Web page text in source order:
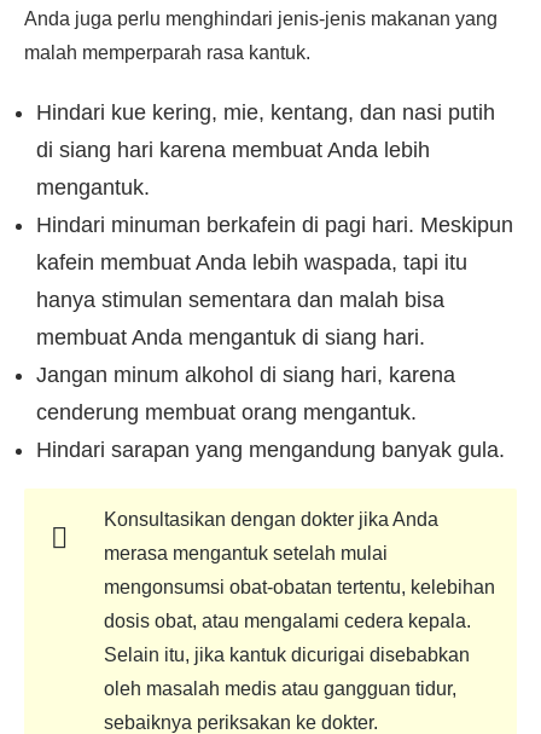
Anda juga perlu menghindari jenis-jenis makanan yang
malah memperparah rasa kantuk.
Hindari kue kering, mie, kentang, dan nasi putih
di siang hari karena membuat Anda lebih
mengantuk.
Hindari minuman berkafein di pagi hari. Meskipun
kafein membuat Anda lebih waspada, tapi itu
hanya stimulan sementara dan malah bisa
membuat Anda mengantuk di siang hari.
Jangan minum alkohol di siang hari, karena
cenderung membuat orang mengantuk.
Hindari sarapan yang mengandung banyak gula.
Konsultasikan dengan dokter jika Anda
merasa mengantuk setelah mulai
mengonsumsi obat-obatan tertentu, kelebihan
dosis obat, atau mengalami cedera kepala.
Selain itu, jika kantuk dicurigai disebabkan
oleh masalah medis atau gangguan tidur,
sebaiknya periksakan ke dokter.